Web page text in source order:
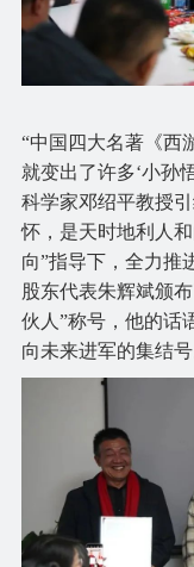
“中国四大名著《西
就变出了许多‘小孙
科学家邓绍平教授
怀，是天时地利人
向”指导下，全力推
股东代表朱辉斌颁
伙人”称号，他的话
向未来进军的集结号